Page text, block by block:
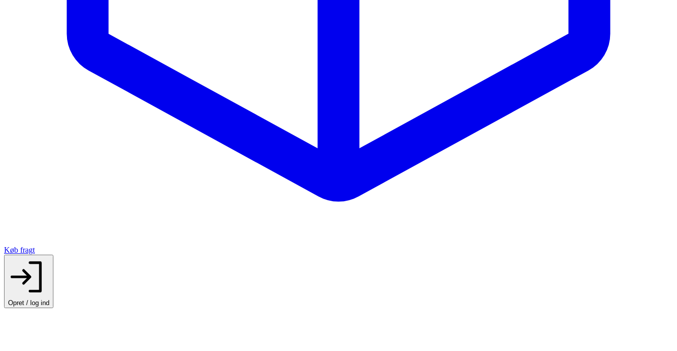
Køb fragt
Opret / log ind